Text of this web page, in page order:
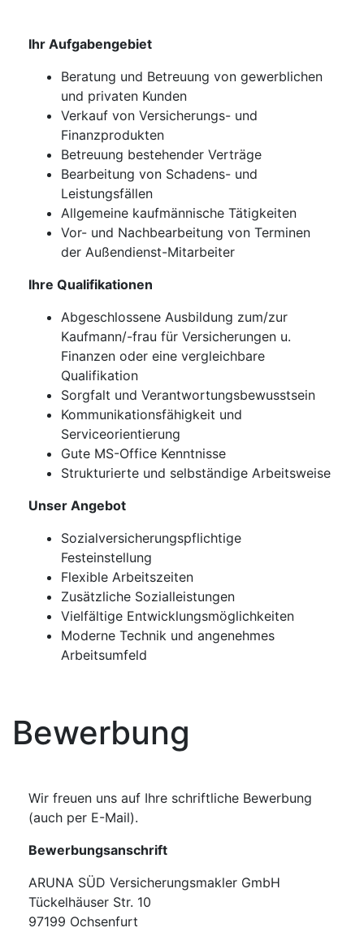
Ihr Aufgabengebiet
Beratung und Betreuung von gewerblichen
und privaten Kunden
Verkauf von Versicherungs- und
Finanzprodukten
Betreuung bestehender Verträge
Bearbeitung von Schadens- und
Leistungsfällen
Allgemeine kaufmännische Tätigkeiten
Vor- und Nachbearbeitung von Terminen
der Außendienst-Mitarbeiter
Ihre Qualifikationen
Abgeschlossene Ausbildung zum/zur
Kaufmann/-frau für Versicherungen u.
Finanzen oder eine vergleichbare
Qualifikation
Sorgfalt und Verantwortungsbewusstsein
Kommunikationsfähigkeit und
Serviceorientierung
Gute MS-Office Kenntnisse
Strukturierte und selbständige Arbeitsweise
Unser Angebot
Sozialversicherungspflichtige
Festeinstellung
Flexible Arbeitszeiten
Zusätzliche Sozialleistungen
Vielfältige Entwicklungsmöglichkeiten
Moderne Technik und angenehmes
Arbeitsumfeld
Bewerbung
Wir freuen uns auf Ihre schriftliche Bewerbung
(auch per E-Mail).
Bewerbungsanschrift
ARUNA SÜD Versicherungsmakler GmbH
Tückelhäuser Str. 10
97199 Ochsenfurt